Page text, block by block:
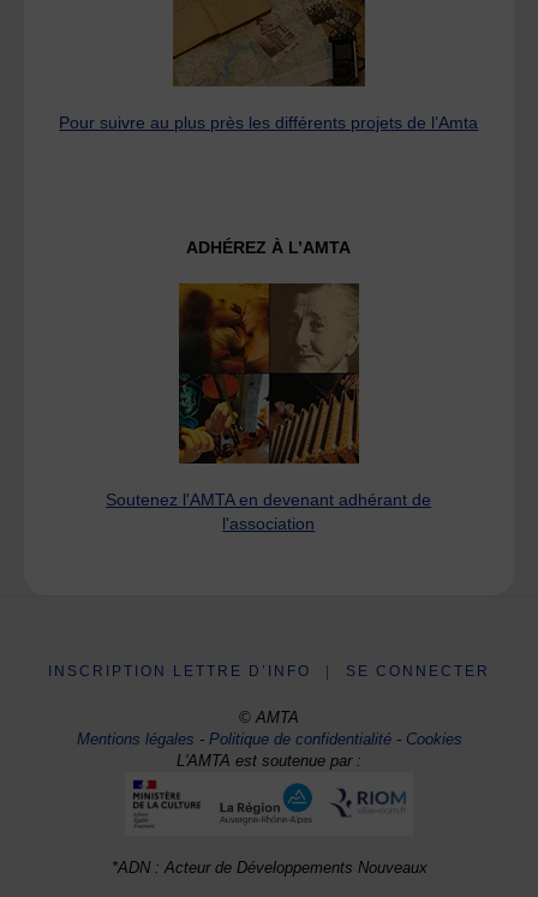
Pour suivre au plus près les différents projets de l’Amta
ADHÉREZ À L’AMTA
Soutenez l'AMTA en devenant adhérant de
l'association
INSCRIPTION LETTRE D’INFO SE CONNECTER
© AMTA
Mentions légales -Politique de confidentialité- Cookies
L'AMTA est soutenue par :
*ADN : Acteur de Développements Nouveaux